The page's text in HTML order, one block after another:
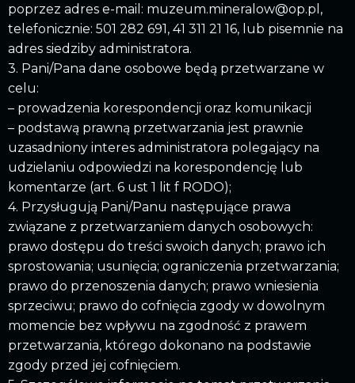
poprzez adres e-mail: muzeum.mineralow@op.pl,
telefonicznie: 501 282 691, 41 311 21 16, lub pisemnie na
adres siedziby administratora.
3. Pani/Pana dane osobowe będą przetwarzane w
celu:
– prowadzenia korespondencji oraz komunikacji
– podstawą prawną przetwarzania jest prawnie
uzasadniony interes administratora polegający na
udzielaniu odpowiedzi na korespondencję lub
komentarze (art. 6 ust 1 lit f RODO);
4. Przysługują Pani/Panu następujące prawa
związane z przetwarzaniem danych osobowych:
prawo dostępu do treści swoich danych; prawo ich
sprostowania; usunięcia; ograniczenia przetwarzania;
prawo do przenoszenia danych; prawo wniesienia
sprzeciwu; prawo do cofnięcia zgody w dowolnym
momencie bez wpływu na zgodność z prawem
przetwarzania, którego dokonano na podstawie
zgody przed jej cofnięciem.